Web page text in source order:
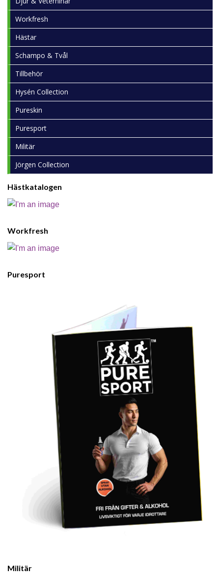
Workfresh
Hästar
Schampo & Tvål
Tillbehör
Hysén Collection
Pureskin
Puresport
Militär
Jörgen Collection
Hästkatalogen
Workfresh
Puresport
Militär